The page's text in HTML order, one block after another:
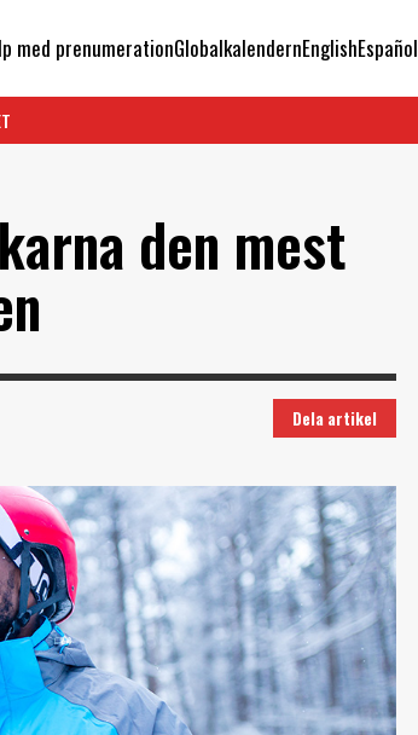
med prenumerationGlobalkalendernEnglishEspañol
den mest
Dela artikel